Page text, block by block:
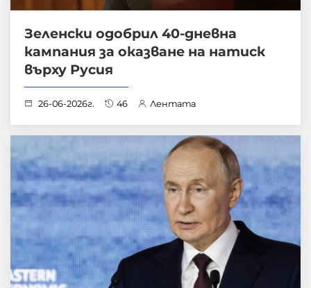
Зеленски одобрил 40-дневна
кампания за оказване на натиск
върху Русия
26-06-2026г. 46 Лентата